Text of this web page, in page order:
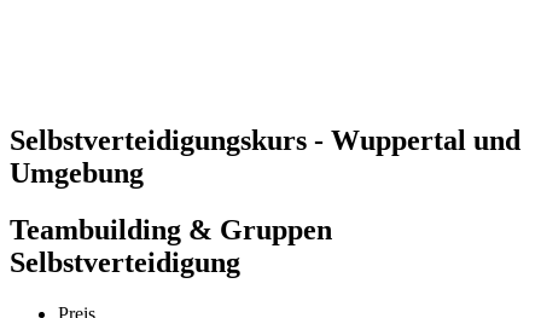
Selbstverteidigungskurs - Wuppertal und
Umgebung
Teambuilding & Gruppen
Selbstverteidigung
Preis